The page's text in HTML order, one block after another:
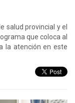
salud provincial y el
que coloca al
la atención en este